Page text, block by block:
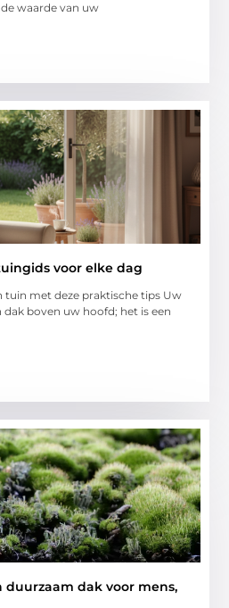
waarde van uw
voor elke dag
tuin met deze praktische tips Uw
dak boven uw hoofd; het is een
duurzaam dak voor mens,